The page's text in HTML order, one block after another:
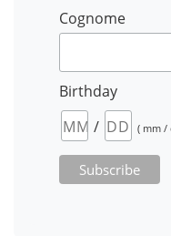
Cognome
Birthday
/
( mm /